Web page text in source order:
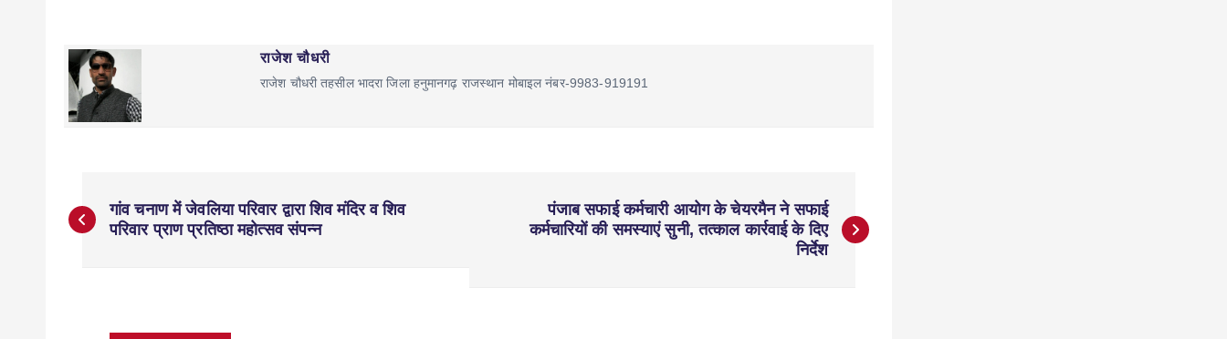
राजेश चौधरी
राजेश चौधरी तहसील भादरा जिला हनुमानगढ़ राजस्थान मोबाइल नंबर-9983-919191
गांव चनाण में जेवलिया परिवार द्वारा शिव मंदिर व शिव
परिवार प्राण प्रतिष्ठा महोत्सव संपन्न
पंजाब सफाई कर्मचारी आयोग के चेयरमैन ने सफाई
कर्मचारियों की समस्याएं सुनी, तत्काल कार्रवाई के दिए
निर्देश